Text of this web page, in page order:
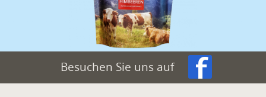
Besuchen Sie uns auf